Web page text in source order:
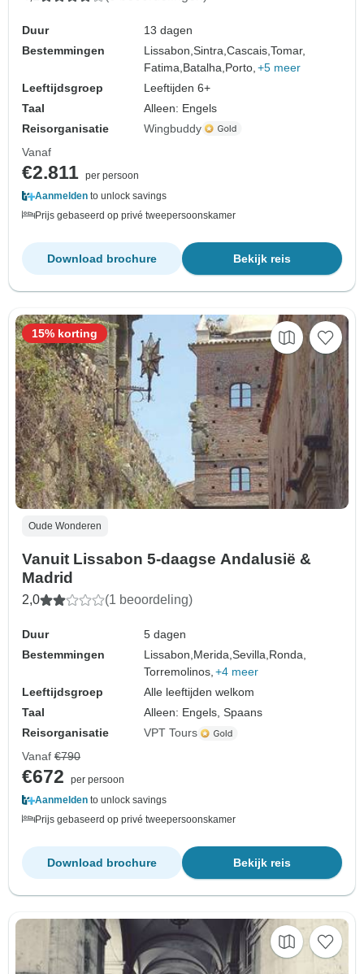
Duur
13 dagen
Bestemmingen
Lissabon,Sintra,Cascais,Tomar,
Fatima, Batalha, Porto, +5 meer
Leeftijdsgroep
Leeftijden 6+
Taal
Alleen: Engels
Reisorganisatie
Wingbuddy
Vanaf
€2.811 per persoon
Aanmelden to unlock savings
Prijs gebaseerd op privé tweepersoonskamer
Bekijk reis
Download brochure
Oude Wonderen
Vanuit Lissabon 5-daagse Andalusië &
Madrid
2,0 (1 beoordeling)
Duur
5 dagen
Bestemmingen
Lissabon, Merida,Sevilla, Ronda,
Torremolinos, +4 meer
Leeftijdsgroep
Alle leeftijden welkom
Taal
Alleen: Engels, Spaans
Reisorganisatie
VPT Tours
15% korting
Vanaf €790
€672
per persoon
Aanmelden to unlock savings
Prijs gebaseerd op privé tweepersoonskamer
Bekijk reis
Download brochure